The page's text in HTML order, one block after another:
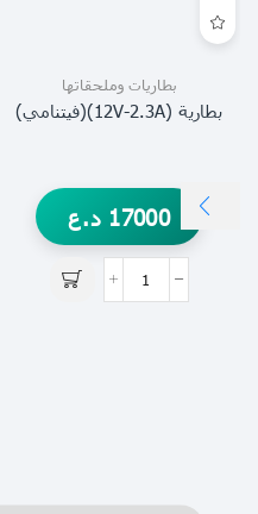
بطاريات وملحقاتها
بطارية (12V-2.3A)(فيتنامي)
17000 د.ع